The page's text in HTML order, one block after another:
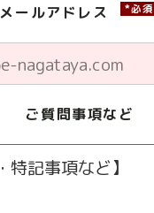
メールアドレス *必須
ご質問事項など